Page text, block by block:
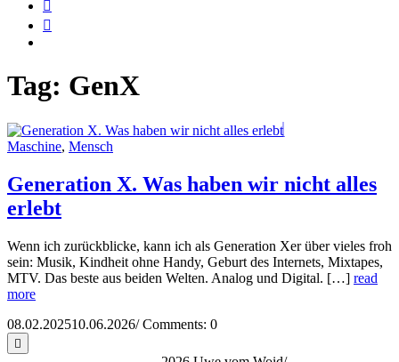
Tag: GenX
Maschine, Mensch
Generation X. Was haben wir nicht alles
erlebt
Wenn ich zurückblicke, kann ich als Generation Xer über vieles froh
sein: Musik, Kindheit ohne Handy, Geburt des Internets, Mixtapes,
MTV. Das beste aus beiden Welten. Analog und Digital. […] read
more
08.02.202510.06.2026/Comments: 0